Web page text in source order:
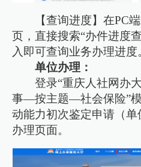
【查询进度】在PC
页，直接搜索“办件进度
入即可查询业务办理进度
单位办理：
登录“重庆人社网办
事—按主题—社会保险”
动能力初次鉴定申请（
办理页面。